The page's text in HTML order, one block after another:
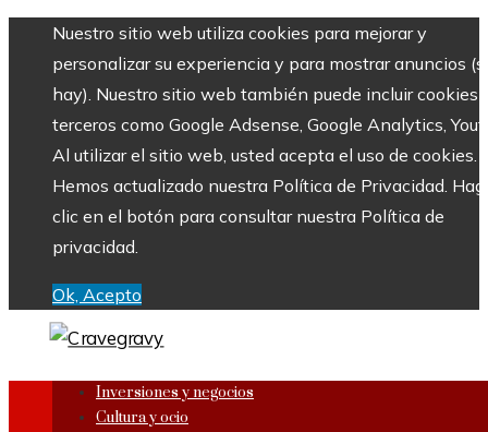
Nuestro sitio web utiliza cookies para mejorar y
personalizar su experiencia y para mostrar anuncios
hay). Nuestro sitio web también puede incluir cookies
terceros como Google Adsense, Google Analytics,
Al utilizar el sitio web, usted acepta el uso de cookies.
Hemos actualizado nuestra Política de Privacidad.
clic en el botón para consultar nuestra Política de
privacidad.
Ok, Acepto
Inversiones y negocios
Cultura y ocio